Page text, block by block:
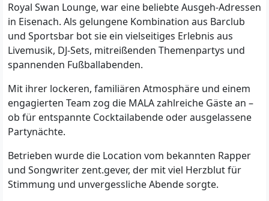
Royal Swan Lounge, war eine beliebte Ausgeh-Adressen
in Eisenach. Als gelungene Kombination aus Barclub
und Sportsbar bot sie ein vielseitiges Erlebnis aus
Livemusik, DJ-Sets, mitreißenden Themenpartys und
spannenden Fußballabenden.
Mit ihrer lockeren, familiären Atmosphäre und einem
engagierten Team zog die MALA zahlreiche Gäste an –
ob für entspannte Cocktailabende oder ausgelassene
Partynächte.
Betrieben wurde die Location vom bekannten Rapper
und Songwriter zent.gever, der mit viel Herzblut für
Stimmung und unvergessliche Abende sorgte.